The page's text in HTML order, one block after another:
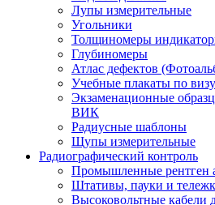
Лупы измерительные
Угольники
Толщиномеры
Глубиномеры
Атлас дефектов
Учебные плакаты по
Экзаменационные
ВИК
Радиусные шаблоны
Щупы измерительные
Радиографический контроль
Промышленные рентген
Штативы, пауки и
Высоковольтные кабели